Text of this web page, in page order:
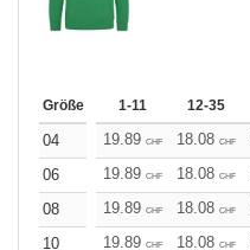
Größe 1-11 12-35
04 19.89 CHF 18.08 CHF
06
19.89 CHF 18.08 CHF
08
19.89 CHF 18.08 CHF
10
19.89 CHF 18.08 CHF